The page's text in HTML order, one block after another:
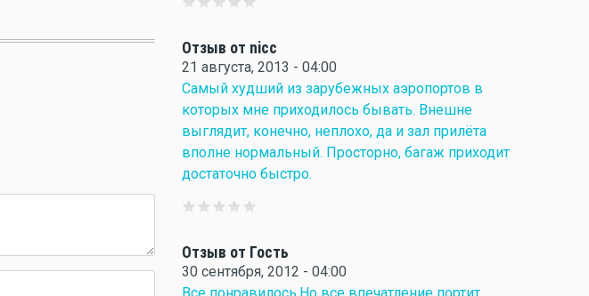
Отзыв от nicc
21 августа, 2013 - 04:00
Самый худший из зарубежных аэропортов в
которых мне приходилось бывать. Внешне
выглядит, конечно, неплохо, да и зал прилёта
вполне нормальный. Просторно, багаж приходит
достаточно быстро.
Отзыв от Гость
30 сентября, 2012 - 04:00